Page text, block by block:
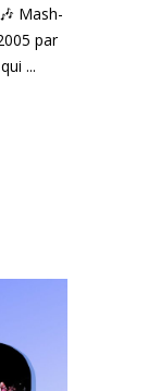
Mash-
par